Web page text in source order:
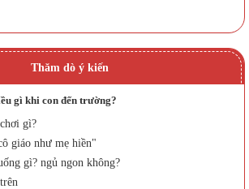
Thăm dò ý kiến
gì khi con đến trường?
gì?
giáo như mẹ hiền"
gì? ngủ ngon không?